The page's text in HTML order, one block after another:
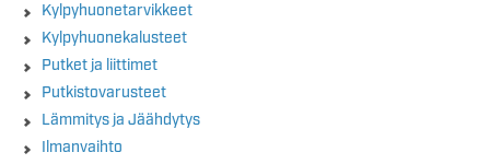
Kylpyhuonetarvikkeet
Kylpyhuonekalusteet
Putket ja liittimet
Putkistovarusteet
Lämmitys ja Jäähdytys
Ilmanvaihto